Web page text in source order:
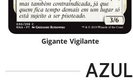
Gigante Vigilante
AZUL